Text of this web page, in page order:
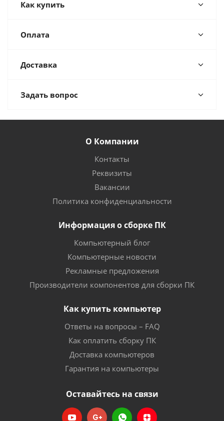
Как купить
Оплата
Доставка
Задать вопрос
О Компании
Контакты
Реквизиты
Вакансии
Политика конфиденциальности
Информация о сборке ПК
Компьютерный блог
Компьютерные новости
Рекламные предложения
Производители компонентов для сборки ПК
Как купить компьютер
Ответы на вопросы – FAQ
Как оплатить сборку ПК
Доставка компьютеров
Гарантия на компьютеры
Оставайтесь на связи